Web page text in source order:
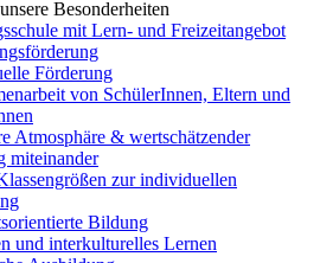
Besonderheiten
mit Lern- und Freizeitangebot
Förderung
von SchülerInnen, Eltern und
Atmosphäre & wertschätzender
miteinander
zur individuellen
Bildung
und interkulturelles Lernen